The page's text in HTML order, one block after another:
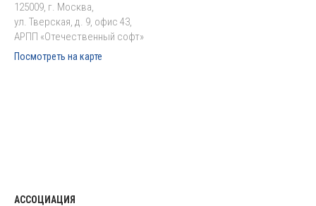
125009, г. Москва,
ул. Тверская, д. 9, офис 43,
АРПП «Отечественный софт»
Посмотреть на карте
АССОЦИАЦИЯ